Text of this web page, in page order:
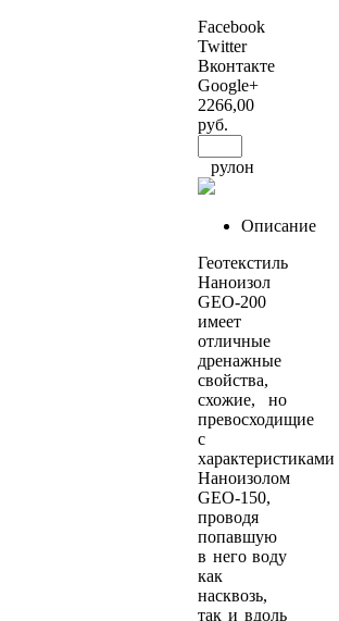
Facebook
Twitter
Вконтакте
Google+
2266,00
руб.
рулон
Описание
Геотекстиль
Наноизол
GEO-200
имеет
отличные
дренажные
свойства,
схожие, но
превосходищие
с
характеристиками
Наноизолом
GEO-150,
проводя
попавшую
в него воду
как
насквозь,
так и вдоль